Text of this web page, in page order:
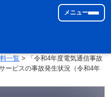
メニュー
一覧> 「令和4年度電気通信事故
ービスの事故発生状況（令和4年